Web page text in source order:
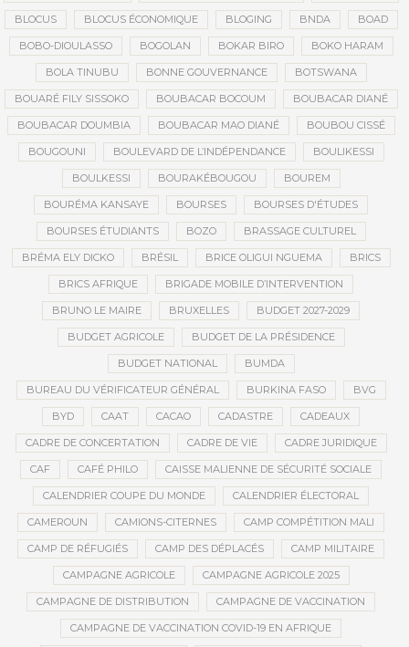
BLOCUS BLOCUS ÉCONOMIQUE BLOGING BNDA BOAD
BOBO-DIOULASSO BOGOLAN BOKAR BIRO BOKO HARAM
BOLA TINUBU BONNE GOUVERNANCE BOTSWANA
BOUARÉ FILY SISSOKO BOUBACAR BOCOUM BOUBACAR DIANÉ
BOUBACAR DOUMBIA BOUBACAR MAO DIANÉ BOUBOU CISSÉ
BOUGOUNI BOULEVARD DE L’INDÉPENDANCE BOULIKESSI
BOULKESSI BOURAKÉBOUGOU BOUREM
BOURÉMA KANSAYE BOURSES BOURSES D'ÉTUDES
BOURSES ÉTUDIANTS BOZO BRASSAGE CULTUREL
BRÉMA ELY DICKO BRÉSIL BRICE OLIGUI NGUEMA BRICS
BRICS AFRIQUE BRIGADE MOBILE D’INTERVENTION
BRUNO LE MAIRE BRUXELLES BUDGET 2027-2029
BUDGET AGRICOLE BUDGET DE LA PRÉSIDENCE
BUDGET NATIONAL BUMDA
BUREAU DU VÉRIFICATEUR GÉNÉRAL BURKINA FASO BVG
BYD CAAT CACAO CADASTRE CADEAUX
CADRE DE CONCERTATION CADRE DE VIE CADRE JURIDIQUE
CAF CAFÉ PHILO CAISSE MALIENNE DE SÉCURITÉ SOCIALE
CALENDRIER COUPE DU MONDE CALENDRIER ÉLECTORAL
CAMEROUN CAMIONS-CITERNES CAMP COMPÉTITION MALI
CAMP DE RÉFUGIÉS CAMP DES DÉPLACÉS CAMP MILITAIRE
CAMPAGNE AGRICOLE CAMPAGNE AGRICOLE 2025
CAMPAGNE DE DISTRIBUTION CAMPAGNE DE VACCINATION
CAMPAGNE DE VACCINATION COVID-19 EN AFRIQUE